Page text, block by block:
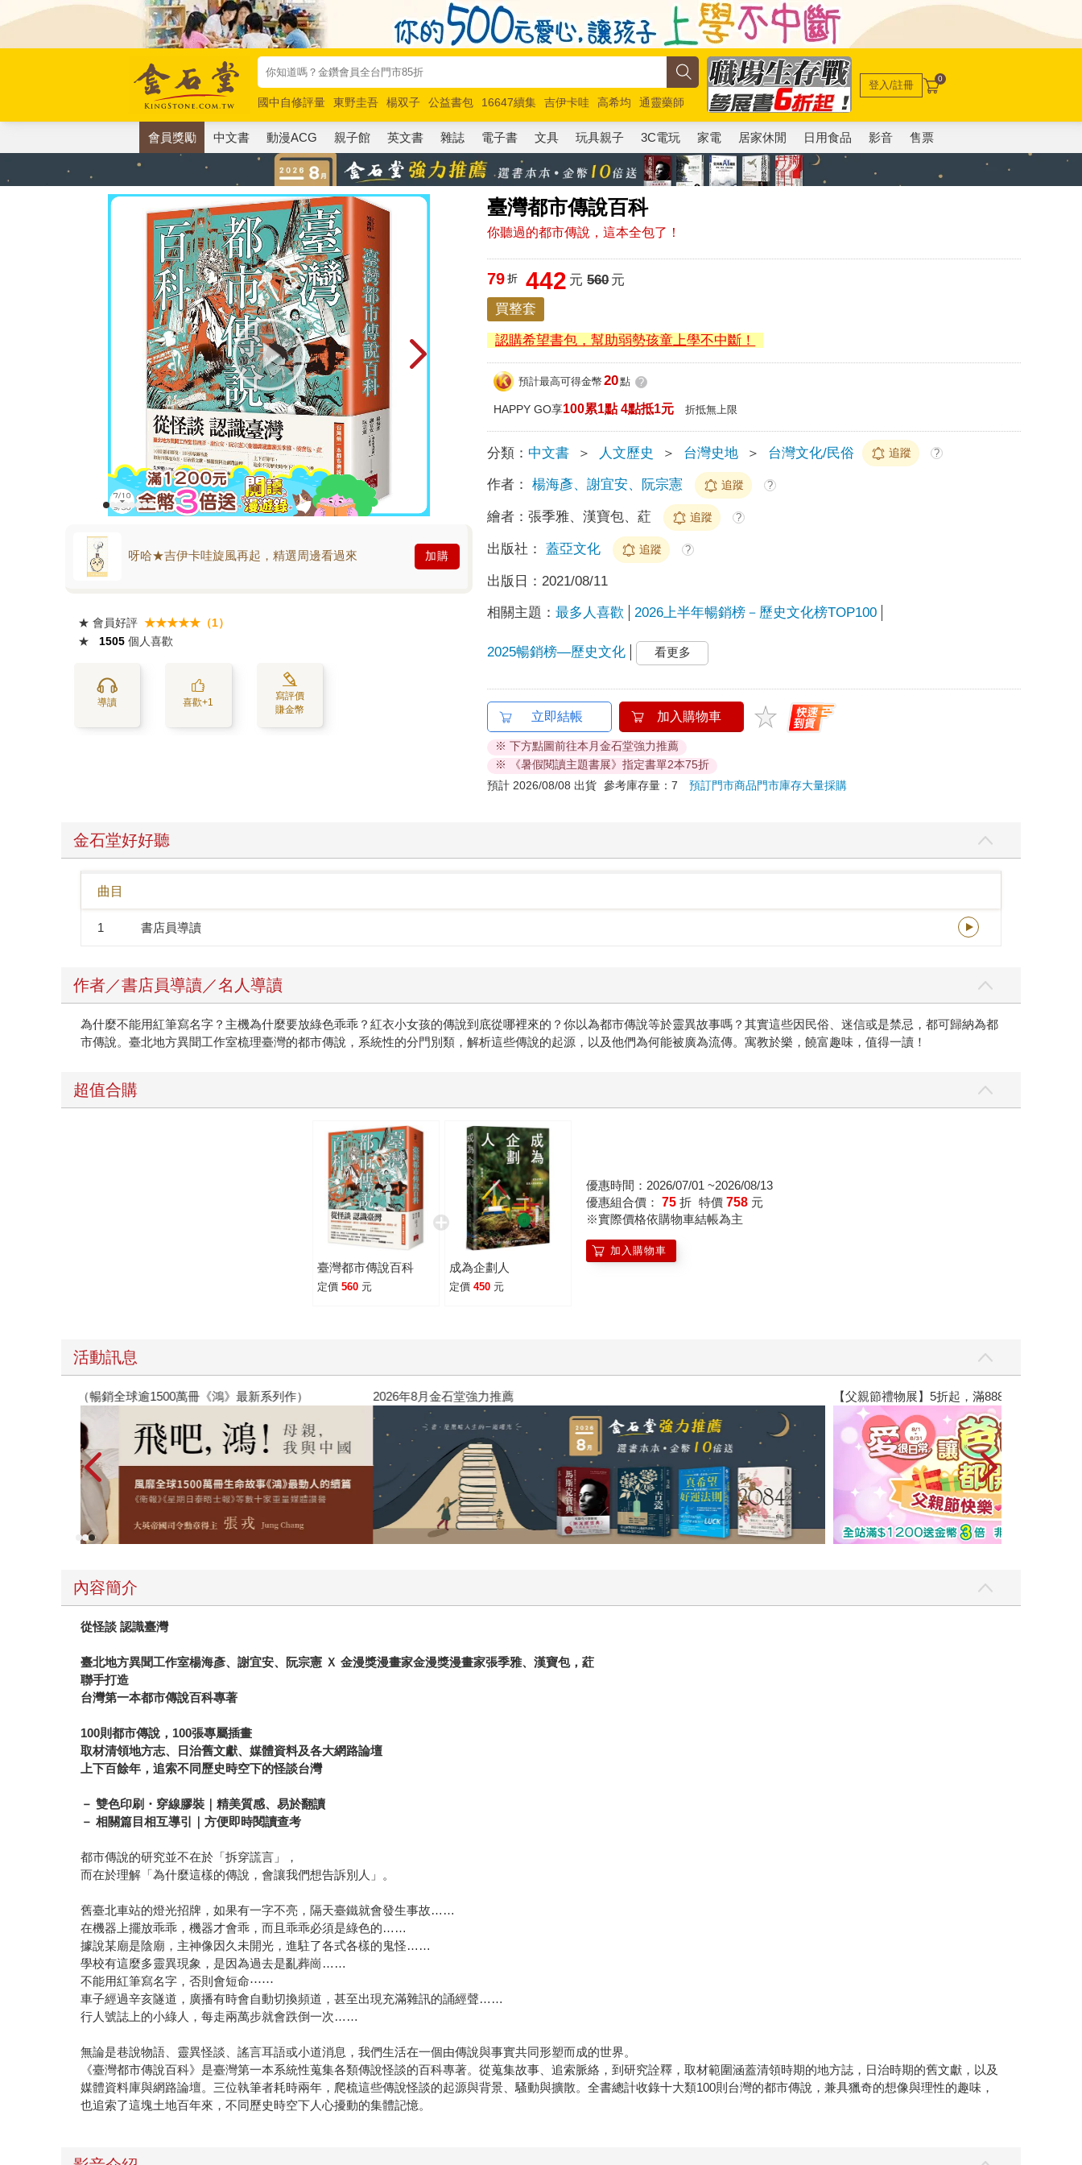
國中自修評量 東野圭吾 楊双子 公益書包 16647續集 吉伊卡哇 高希均
通靈藥師
唯紅花綻放
奧德賽 路邊攤新作 馬斯克 玩具總動員5 超慢跑
登入/註冊 0
會員獎勵 中文書 動漫ACG 親子館 英文書 雜誌 電子書 文具 玩具親子 3C電玩 家電 居家休閒 日用食品 影音 售票
臺灣都市傳說百科
你聽過的都市傳說，這本全包了！
呀哈★吉伊卡哇旋風再起，精選周邊看過來 加購
★ 會員好評 ★★★★★（1）
★
1505 個人喜歡
導讀 喜歡+1
寫評價
賺金幣
79 折 442 元 560元
買整套
認購希望書包，幫助弱勢孩童上學不中斷！
預計最高可得金幣 20點 ?
HAPPY GO享100累1點 4點抵1元 折抵無上限
分類： 中文書 ＞ 人文歷史 ＞ 台灣史地 ＞ 台灣文化/民俗 追蹤 ?
作者： 楊海彥、謝宜安、阮宗憲 追蹤 ?
繪者：張季雅、漢寶包、葒 追蹤 ?
出版社： 蓋亞文化 追蹤 ?
出版日： 2021/08/11
相關主題：最多人喜歡 2026上半年暢銷榜－歷史文化榜TOP100
2025暢銷榜—歷史文化 看更多
立即結帳 加入購物車
※ 下方點圖前往本月金石堂強力推薦
※ 《暑假閱讀主題書展》指定書單2本75折
預計 2026/08/08 出貨 參考庫存量：7預訂門市商品門市庫存大量採購
金石堂好好聽
曲目
1 書店員導讀
作者／書店員導讀／名人導讀
為什麼不能用紅筆寫名字？主機為什麼要放綠色乖乖？紅衣小女孩的傳說到底從哪裡來的？你以為都市傳說等於靈異故事嗎？其實這些因民俗、迷信或是禁忌，都可歸納為都
市傳說。臺北地方異聞工作室梳理臺灣的都市傳說，系統性的分門別類，解析這些傳說的起源，以及他們為何能被廣為流傳。寓教於樂，饒富趣味，值得一讀！
超值合購
臺灣都市傳說百科
定價 560 元
成為企劃人
定價 450 元
優惠時間：2026/07/01 ~2026/08/13
優惠組合價： 75 折 特價 758 元
※實際價格依購物車結帳為主
加入購物車
活動訊息
【父親節禮物展】5折起，滿888送88點金幣
國（暢銷全球逾1500萬冊《鴻》最新系列作） 2026年8月金石堂強力推薦
內容簡介
從怪談 認識臺灣
臺北地方異聞工作室楊海彥、謝宜安、阮宗憲 Ｘ 金漫獎漫畫家金漫獎漫畫家張季雅、漢寶包，葒
聯手打造
台灣第一本都市傳說百科專著
100則都市傳說，100張專屬插畫
取材清領地方志、日治舊文獻、媒體資料及各大網路論壇
上下百餘年，追索不同歷史時空下的怪談台灣
－ 雙色印刷・穿線膠裝｜精美質感、易於翻讀
－ 相關篇目相互導引｜方便即時閱讀查考
都市傳說的研究並不在於「拆穿謊言」，
而在於理解「為什麼這樣的傳說，會讓我們想告訴別人」。
舊臺北車站的燈光招牌，如果有一字不亮，隔天臺鐵就會發生事故……
在機器上擺放乖乖，機器才會乖，而且乖乖必須是綠色的……
據說某廟是陰廟，主神像因久未開光，進駐了各式各樣的鬼怪……
學校有這麼多靈異現象，是因為過去是亂葬崗……
不能用紅筆寫名字，否則會短命⋯⋯
車子經過辛亥隧道，廣播有時會自動切換頻道，甚至出現充滿雜訊的誦經聲……
行人號誌上的小綠人，每走兩萬步就會跌倒一次……
無論是巷說物語、靈異怪談、謠言耳語或小道消息，我們生活在一個由傳說與事實共同形塑而成的世界。
《臺灣都市傳說百科》是臺灣第一本系統性蒐集各類傳說怪談的百科專著。從蒐集故事、追索脈絡，到研究詮釋，取材範圍涵蓋清領時期的地方誌，日治時期的舊文獻，以及
媒體資料庫與網路論壇。三位執筆者耗時兩年，爬梳這些傳說怪談的起源與背景、騷動與擴散。全書總計收錄十大類100則台灣的都市傳說，兼具獵奇的想像與理性的趣味，
也追索了這塊土地百年來，不同歷史時空下人心擾動的集體記憶。